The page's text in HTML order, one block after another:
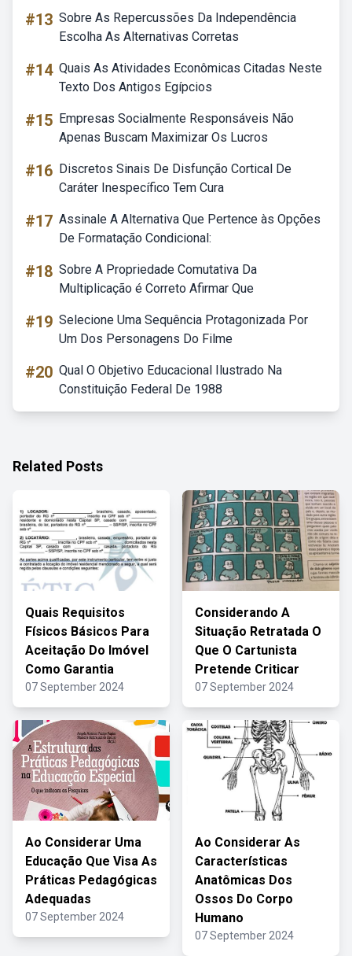
#13 Sobre As Repercussões Da Independência
Escolha As Alternativas Corretas
#14 Quais As Atividades Econômicas Citadas Neste
Texto Dos Antigos Egípcios
#15 Empresas Socialmente Responsáveis Não
Apenas Buscam Maximizar Os Lucros
#16 Discretos Sinais De Disfunção Cortical De
Caráter Inespecífico Tem Cura
#17 Assinale A Alternativa Que Pertence às Opções
De Formatação Condicional:
#18 Sobre A Propriedade Comutativa Da
Multiplicação é Correto Afirmar Que
#19 Selecione Uma Sequência Protagonizada Por
Um Dos Personagens Do Filme
#20 Qual O Objetivo Educacional Ilustrado Na
Constituição Federal De 1988
Related Posts
Quais Requisitos
Físicos Básicos Para
Aceitação Do Imóvel
Como Garantia
07 September 2024
Considerando A
Situação Retratada O
Que O Cartunista
Pretende Criticar
07 September 2024
Ao Considerar Uma
Educação Que Visa As
Práticas Pedagógicas
Adequadas
07 September 2024
Ao Considerar As
Características
Anatômicas Dos
Ossos Do Corpo
Humano
07 September 2024